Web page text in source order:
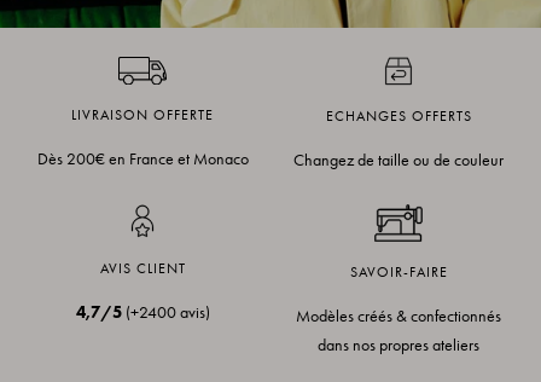
LIVRAISON OFFERTE
Dès 200€ en France et Monaco
ECHANGES OFFERTS
Changez de taille ou de couleur
AVIS CLIENT
4,7/5(+2400 avis)
SAVOIR-FAIRE
Modèles créés & confectionnés
dans nos propres ateliers